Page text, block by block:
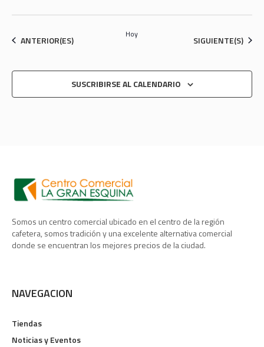
EVENTOS
ANTERIOR(ES)
Hoy EVENTOS
SIGUIENTE(S)
SUSCRIBIRSE AL CALENDARIO
Somos un centro comercial ubicado en el centro de la región
cafetera, somos tradición y una excelente alternativa comercial
donde se encuentran los mejores precios de la ciudad.
NAVEGACION
Tiendas
Noticias y Eventos